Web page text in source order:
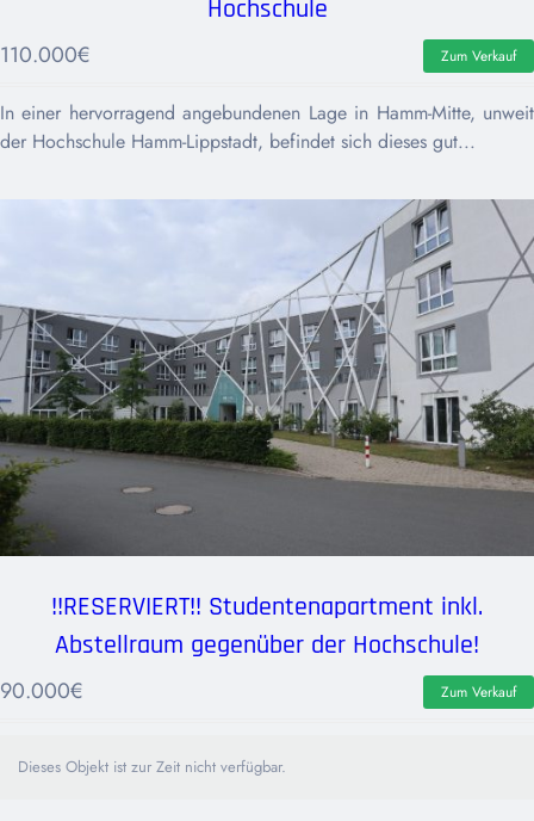
Hochschule
110.000€ Zum Verkauf
In einer hervorragend angebundenen Lage in Hamm-Mitte, unweit
der Hochschule Hamm-Lippstadt, befindet sich dieses gut...
!!RESERVIERT!! Studentenapartment inkl.
Abstellraum gegenüber der Hochschule!
90.000€ Zum Verkauf
Dieses Objekt ist zur Zeit nicht verfügbar.